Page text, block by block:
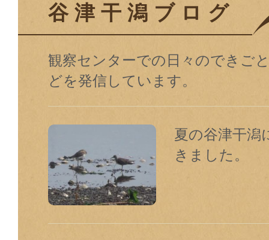
谷津干潟ブログ
観察センターでの⽇々のできご
どを発信しています。
夏の谷津干潟
きました。